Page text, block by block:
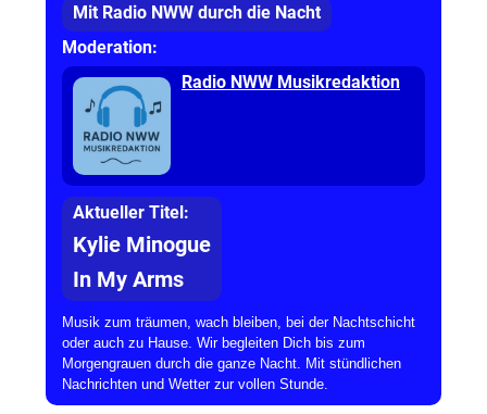
Mit Radio NWW durch die Nacht
Moderation:
Radio NWW Musikredaktion
Aktueller Titel:
Kylie Minogue
In My Arms
Musik zum träumen, wach bleiben, bei der Nachtschicht
oder auch zu Hause. Wir begleiten Dich bis zum
Morgengrauen durch die ganze Nacht. Mit stündlichen
Nachrichten und Wetter zur vollen Stunde.